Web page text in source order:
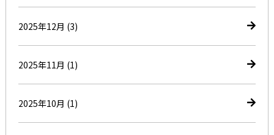
2025年12月 (3)
2025年11月 (1)
2025年10月 (1)